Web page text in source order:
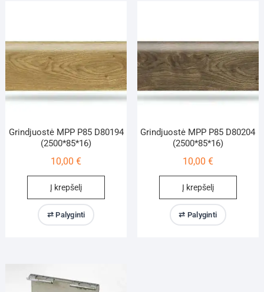
Grindjuostė MPP P85 D80194
(2500*85*16)
10,00€
Į krepšelį
⇄ Palyginti
Grindjuostė MPP P85 D80204
(2500*85*16)
10,00 €
Į krepšelį
⇄ Palyginti